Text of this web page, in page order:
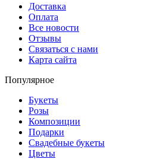
Доставка
Оплата
Все новости
Отзывы
Связаться с нами
Карта сайта
Популярное
Букеты
Розы
Композиции
Подарки
Свадебные букеты
Цветы